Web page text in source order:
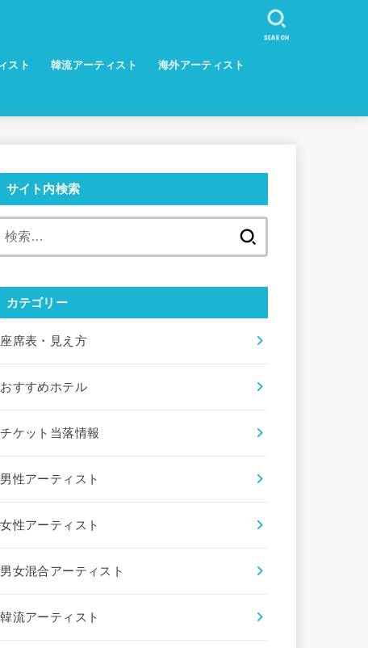
スト 韓流アーティスト 海外アーティスト
SEARCH
サイト内検索
カテゴリー
座席表・見え方
おすすめホテル
チケット当落情報
男性アーティスト
女性アーティスト
男女混合アーティスト
韓流アーティスト